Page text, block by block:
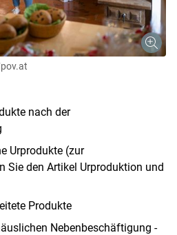
nach der
Urprodukte (zur
Sie den Artikel Urproduktion und
Produkte
Nebenbeschäftigung -